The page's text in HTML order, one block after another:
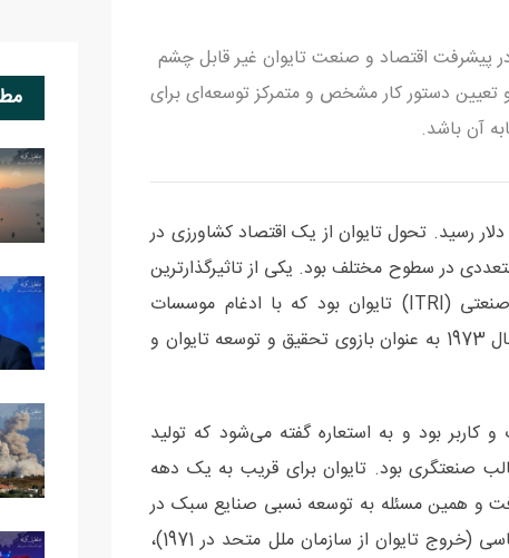
پیشرفت اقتصاد و صنعت تایوان غیر قابل چشم
دستور کار مشخص و متمرکز توسعه‌ای برای
آن باشد.
تایوان در سال 2023 به بیش از 150 میلیارد دلار رسید. تحول تایوان از یک اقتصاد کشاورزی در
متعددی در سطوح مختلف بود. یکی از تاثیرگذارترین
مولفه‌های نهادی در این تحول کلیدی موسسه تحقیقات فناوری صنعتی (ITRI) تایوان بود که با ادغام موسسات
تحقیقاتی موجود و بهره‌گیری از تایوانی‌های ساکن خارج کشور در سال 1973 به عنوان بازوی تحقیق و توسعه تایوان و
سبُک و کاربر بود و به استعاره گفته می‌شود که تولید
صنعتگری بود. تایوان برای قریب به یک دهه
و همین مسئله به توسعه نسبی صنایع سبک در
این قلمرو کمک کرد. با این‌حال، به نظر می‌رسد در سایه بحران سیاسی (خروج تایوان از سازمان ملل متحد در 1971)،